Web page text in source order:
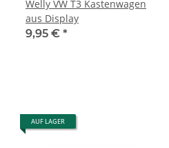
Welly VW T3 Kastenwagen
aus Display
9,95 € *
AUF LAGER